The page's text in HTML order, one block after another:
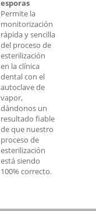
esporas
Permite la
monitorización
rápida y sencilla
del proceso de
esterilización
en la clínica
dental con el
autoclave de
vapor,
dándonos un
resultado fiable
de que nuestro
proceso de
esterilización
está siendo
100% correcto.